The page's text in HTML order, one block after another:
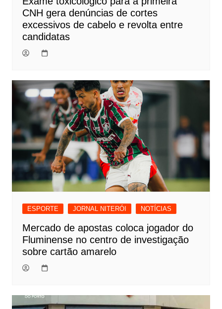
CNH gera denúncias de cortes
excessivos de cabelo e revolta entre
candidatas
ESPORTE JORNAL NITERÓI NOTÍCIAS
Mercado de apostas coloca jogador do
Fluminense no centro de investigação
sobre cartão amarelo